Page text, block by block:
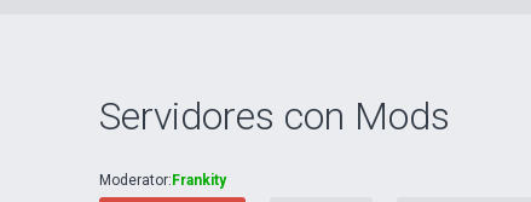
Servidores con Mods
Moderator: Frankity